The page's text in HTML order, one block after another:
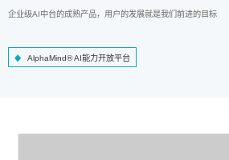
企业级AI中台的成熟产品，用户的发展就是我们前进的目标
AlphaMind® AI能力开放平台